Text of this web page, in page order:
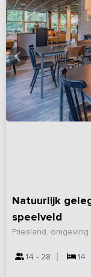
Natuurlijk
speelveld
Friesland,
14 - 28 14